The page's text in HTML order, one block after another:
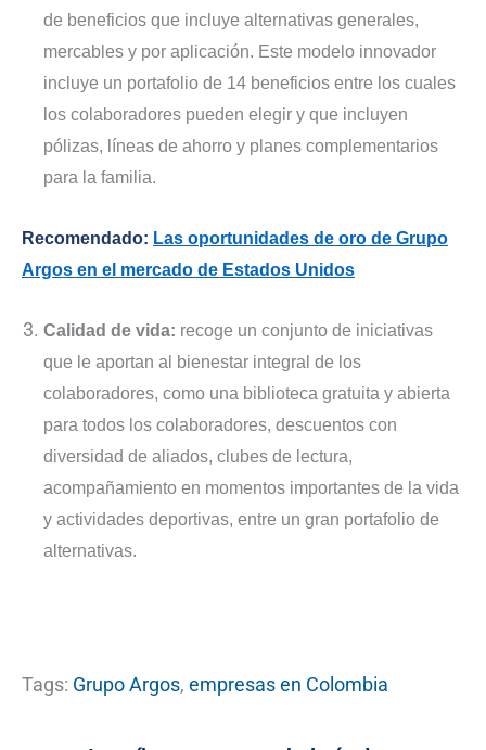
de beneficios que incluye alternativas generales,
mercables y por aplicación. Este modelo innovador
incluye un portafolio de 14 beneficios entre los cuales
los colaboradores pueden elegir y que incluyen
pólizas, líneas de ahorro y planes complementarios
para la familia.
Recomendado: Las oportunidades de oro de Grupo
Argos en el mercado de Estados Unidos
Calidad de vida: recoge un conjunto de iniciativas
que le aportan al bienestar integral de los
colaboradores, como una biblioteca gratuita y abierta
para todos los colaboradores, descuentos con
diversidad de aliados, clubes de lectura,
acompañamiento en momentos importantes de la vida
y actividades deportivas, entre un gran portafolio de
alternativas.
Tags: Grupo Argos, empresas en Colombia